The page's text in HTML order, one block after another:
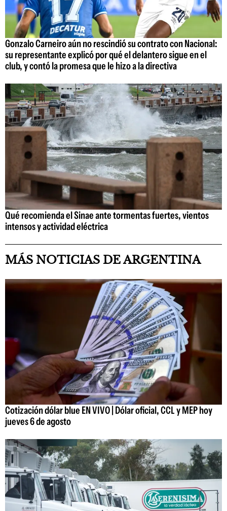
Gonzalo Carneiro aún no rescindió su contrato con Nacional:
su representante explicó por qué el delantero sigue en el
club, y contó la promesa que le hizo a la directiva
Qué recomienda el Sinae ante tormentas fuertes, vientos
intensos y actividad eléctrica
MÁS NOTICIAS DE ARGENTINA
Cotización dólar blue EN VIVO | Dólar oficial, CCL y MEP hoy
jueves 6 de agosto